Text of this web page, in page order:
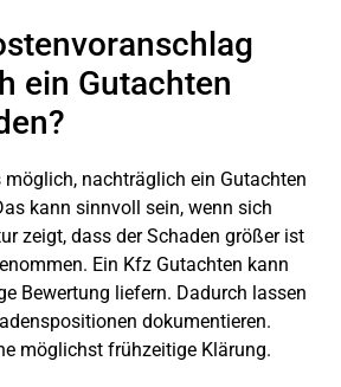
ein Gutachten
möglich, nachträglich ein Gutachten
kann sinnvoll sein, wenn sich
zeigt, dass der Schaden größer ist
Ein Kfz Gutachten kann
Bewertung liefern. Dadurch lassen
dokumentieren.
möglichst frühzeitige Klärung.